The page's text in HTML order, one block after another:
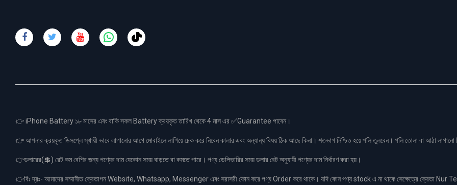
👉 iPhone Battery ১৮ মাসের এবং বাকি সকল Battery ক্রয়কৃত তারিখ থেকে 4 মাস এর ✅Guarantee পাবেন।
👉 আপনার ক্রয়কৃত ডিসপ্লে স্থায়ী ভাবে লাগানোর আগে মোবাইলে লাগিয়ে চেক করে নিবেন কালার এবং অন্যান্য বিষয় ঠিক আছে কিনা। শতভাগ নিশ্চিত হয়ে পলি তুলবেন। পলি তোলা বা আঠা
👉ডলারের(💲) রেট কম বেশির জন্য পণ্যের দাম যেকোন সময় বাড়তে বা কমতে পারে। পণ্য ডেলিভারির সময় ডলার রেট অনুযায়ী পণ্যের দাম নির্ধারণ করা হয়।
👉বিঃ দ্রঃ- আমাদের সম্মানীত ক্রেতাগন Website, Whatsapp, Messenger এবং সরাসরী ফোন করে পণ্য Order করে থাকে। যদি কোন পণ্য stock এ না থাকে সেক্ষেত্রে ক্রেতা Nur